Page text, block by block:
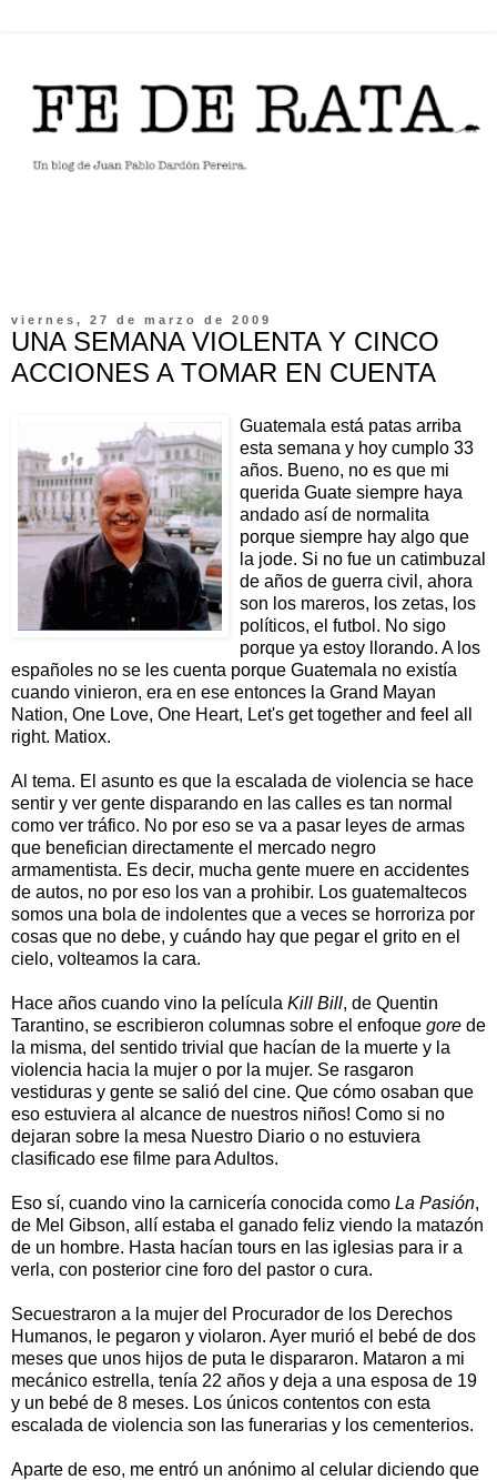
viernes, 27 de marzo de 2009
UNA SEMANA VIOLENTA Y CINCO
ACCIONES A TOMAR EN CUENTA
Guatemala está patas arriba
esta semana y hoy cumplo 33
años. Bueno, no es que mi
querida Guate siempre haya
andado así de normalita
porque siempre hay algo que
la jode. Si no fue un catimbuzal
de años de guerra civil, ahora
son los mareros, los zetas, los
políticos, el futbol. No sigo
porque ya estoy llorando. A los
españoles no se les cuenta porque Guatemala no existía
cuando vinieron, era en ese entonces la Grand Mayan
Nation, One Love, One Heart, Let's get together and feel all
right. Matiox.
Al tema. El asunto es que la escalada de violencia se hace
sentir y ver gente disparando en las calles es tan normal
como ver tráfico. No por eso se va a pasar leyes de armas
que benefician directamente el mercado negro
armamentista. Es decir, mucha gente muere en accidentes
de autos, no por eso los van a prohibir. Los guatemaltecos
somos una bola de indolentes que a veces se horroriza por
cosas que no debe, y cuándo hay que pegar el grito en el
cielo, volteamos la cara.
Hace años cuando vino la película Kill Bill, de Quentin
Tarantino, se escribieron columnas sobre el enfoque gore de
la misma, del sentido trivial que hacían de la muerte y la
violencia hacia la mujer o por la mujer. Se rasgaron
vestiduras y gente se salió del cine. Que cómo osaban que
eso estuviera al alcance de nuestros niños! Como si no
dejaran sobre la mesa Nuestro Diario o no estuviera
clasificado ese filme para Adultos.
Eso sí, cuando vino la carnicería conocida como La Pasión,
de Mel Gibson, allí estaba el ganado feliz viendo la matazón
de un hombre. Hasta hacían tours en las iglesias para ir a
verla, con posterior cine foro del pastor o cura.
Secuestraron a la mujer del Procurador de los Derechos
Humanos, le pegaron y violaron. Ayer murió el bebé de dos
meses que unos hijos de puta le dispararon. Mataron a mi
mecánico estrella, tenía 22 años y deja a una esposa de 19
y un bebé de 8 meses. Los únicos contentos con esta
escalada de violencia son las funerarias y los cementerios.
Aparte de eso, me entró un anónimo al celular diciendo que